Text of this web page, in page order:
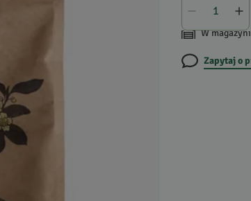
W
Zapytaj o